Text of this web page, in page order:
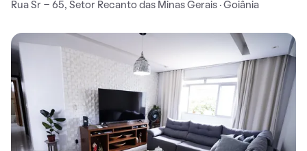
Rua Sr - 65, Setor Recanto das Minas Gerais · Goiânia